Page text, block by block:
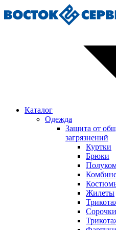
Каталог
Одежда
Защита от
загрязнений
Куртки
Брюки
Жилеты
Сорочки